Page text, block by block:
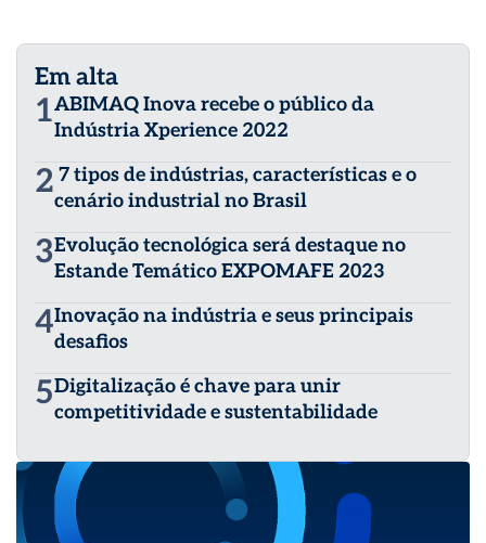
Em alta
1ABIMAQ Inova recebe o público da
Indústria Xperience 2022
2 7 tipos de indústrias, características e o
cenário industrial no Brasil
3Evolução tecnológica será destaque no
Estande Temático EXPOMAFE 2023
4Inovação na indústria e seus principais
desafios
5Digitalização é chave para unir
competitividade e sustentabilidade